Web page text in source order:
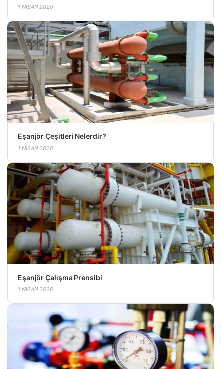
1 NISAN 2020
Eşanjör Çeşitleri Nelerdir?
1 NISAN 2020
Eşanjör Çalışma Prensibi
1 NISAN 2020